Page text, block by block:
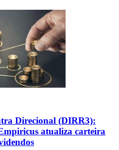
Direcional (DIRR3):
atualiza carteira